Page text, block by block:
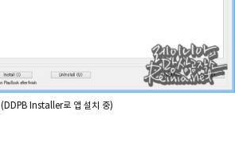
(DDPB Installer로 앱 설치 중)